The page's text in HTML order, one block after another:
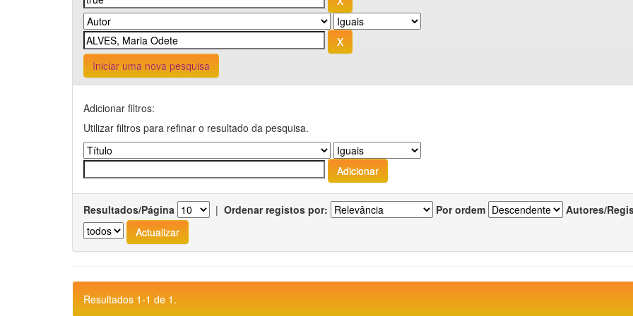
Iniciar uma nova pesquisa
Adicionar filtros:
Utilizar filtros para refinar o resultado da pesquisa.
Resultados/Página | Ordenar registos por: Por ordem Autores/
Resultados 1-1 de 1.